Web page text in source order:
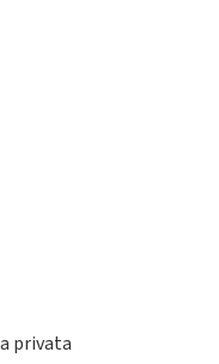
privata